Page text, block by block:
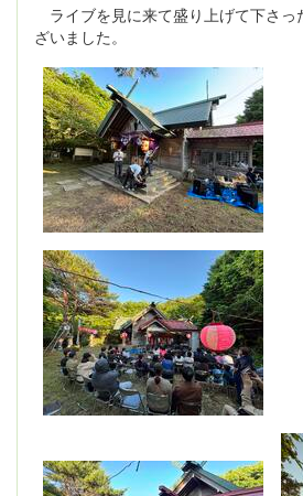
ライブを見に来て盛り上げて下さっ
ざいました。